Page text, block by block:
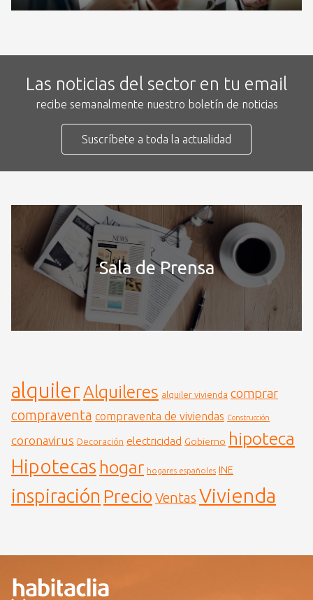
Las noticias del sector en tu email
recibe semanalmente nuestro boletín de noticias
Suscríbete a toda la actualidad
Sala de Prensa
alquiler Alquileres alquiler vivienda comprar
compraventa compraventa de viviendas Construcción
coronavirus Decoración electricidad Gobierno hipoteca
Hipotecas hogar hogares españoles INE
inspiración Precio Ventas Vivienda